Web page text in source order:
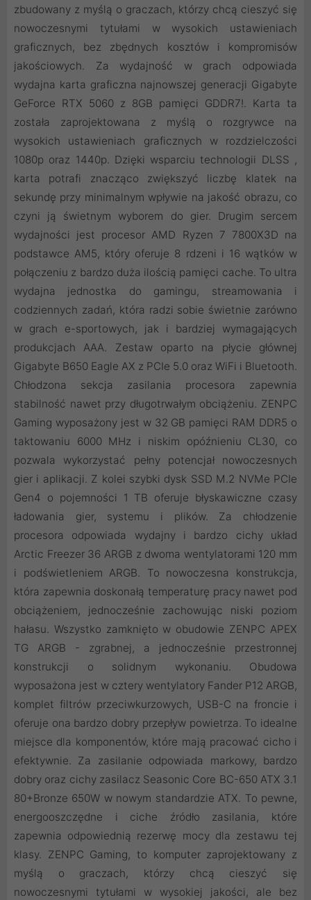
zbudowany z myślą o graczach, którzy chcą cieszyć się
nowoczesnymi tytułami w wysokich ustawieniach
graficznych, bez zbędnych kosztów i kompromisów
jakościowych. Za wydajność w grach odpowiada
wydajna karta graficzna najnowszej generacji Gigabyte
GeForce RTX 5060 z 8GB pamięci GDDR7!. Karta ta
została zaprojektowana z myślą o rozgrywce na
wysokich ustawieniach graficznych w rozdzielczości
1080p oraz 1440p. Dzięki wsparciu technologii DLSS ,
karta potrafi znacząco zwiększyć liczbę klatek na
sekundę przy minimalnym wpływie na jakość obrazu, co
czyni ją świetnym wyborem do gier. Drugim sercem
wydajności jest procesor AMD Ryzen 7 7800X3D na
podstawce AM5, który oferuje 8 rdzeni i 16 wątków w
połączeniu z bardzo duża ilością pamięci cache. To ultra
wydajna jednostka do gamingu, streamowania i
codziennych zadań, która radzi sobie świetnie zarówno
w grach e-sportowych, jak i bardziej wymagających
produkcjach AAA. Zestaw oparto na płycie głównej
Gigabyte B650 Eagle AX z PCIe 5.0 oraz WiFi i Bluetooth.
Chłodzona sekcja zasilania procesora zapewnia
stabilność nawet przy długotrwałym obciążeniu. ZENPC
Gaming wyposażony jest w 32 GB pamięci RAM DDR5 o
taktowaniu 6000 MHz i niskim opóźnieniu CL30, co
pozwala wykorzystać pełny potencjał nowoczesnych
gier i aplikacji. Z kolei szybki dysk SSD M.2 NVMe PCIe
Gen4 o pojemności 1 TB oferuje błyskawiczne czasy
ładowania gier, systemu i plików. Za chłodzenie
procesora odpowiada wydajny i bardzo cichy układ
Arctic Freezer 36 ARGB z dwoma wentylatorami 120 mm
i podświetleniem ARGB. To nowoczesna konstrukcja,
która zapewnia doskonałą temperaturę pracy nawet pod
obciążeniem, jednocześnie zachowując niski poziom
hałasu. Wszystko zamknięto w obudowie ZENPC APEX
TG ARGB - zgrabnej, a jednocześnie przestronnej
konstrukcji o solidnym wykonaniu. Obudowa
wyposażona jest w cztery wentylatory Fander P12 ARGB,
komplet filtrów przeciwkurzowych, USB-C na froncie i
oferuje ona bardzo dobry przepływ powietrza. To idealne
miejsce dla komponentów, które mają pracować cicho i
efektywnie. Za zasilanie odpowiada markowy, bardzo
dobry oraz cichy zasilacz Seasonic Core BC-650 ATX 3.1
80+Bronze 650W w nowym standardzie ATX. To pewne,
energooszczędne i ciche źródło zasilania, które
zapewnia odpowiednią rezerwę mocy dla zestawu tej
klasy. ZENPC Gaming, to komputer zaprojektowany z
myślą o graczach, którzy chcą cieszyć się
nowoczesnymi tytułami w wysokiej jakości, ale bez